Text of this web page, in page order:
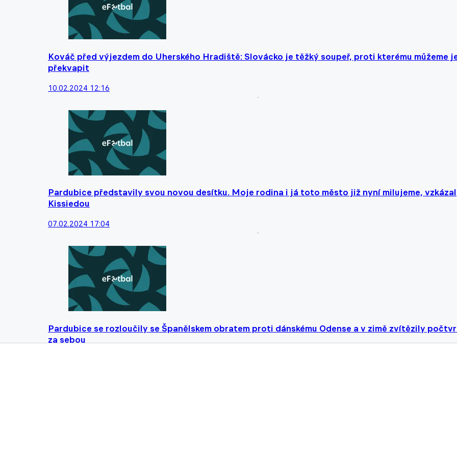
Kováč před výjezdem do Uherského Hradiště: Slovácko je těžký soupeř, proti kterému můžeme
překvapit
10.02.2024 12:16
Pardubice představily svou novou desítku. Moje rodina i já toto město již nyní milujeme, vzkázal
Kissiedou
07.02.2024 17:04
Pardubice se rozloučily se Španělskem obratem proti dánskému Odense a v zimě zvítězily
za sebou